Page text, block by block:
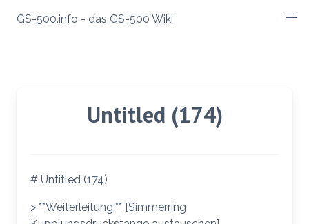
InhaltGS-500.info - das GS-500 Wiki
Untitled (174)
# Untitled (174)
> **Weiterleitung:** [Simmerring